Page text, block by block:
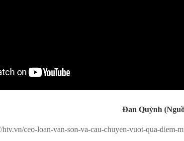
Đan Quỳnh
htv.vn/ceo-loan-van-son-va-cau-chuyen-vuot-qua-diem-